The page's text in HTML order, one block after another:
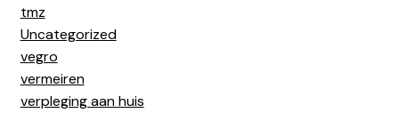
tmz
Uncategorized
vegro
vermeiren
verpleging aan huis